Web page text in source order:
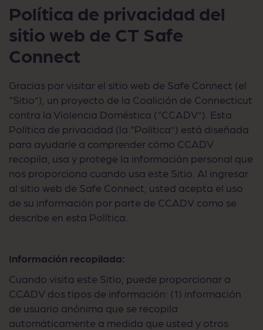
Política de privacidad del
sitio web de CT Safe
Connect
Gracias por visitar el sitio web de Safe Connect (el
“Sitio”), un proyecto de la Coalición de Connecticut
contra la Violencia Doméstica (“CCADV”). Esta
Política de privacidad (la “Política”) está diseñada
para ayudarle a comprender cómo CCADV
recopila, usa y protege la información personal que
nos proporciona cuando usa este Sitio. Al ingresar
al sitio web de Safe Connect, usted acepta el uso
de su información por parte de CCADV como se
describe en esta Política.
Información recopilada:
Cuando visita este Sitio, puede proporcionar a
CCADV dos tipos de información: (1) información
de usuario anónima que se recopila
automáticamente a medida que usted y otros